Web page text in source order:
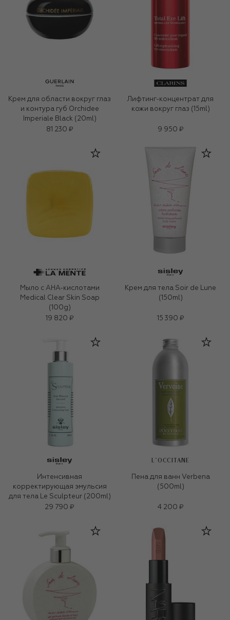
Крем для области вокруг глаз
и контура губ Orchidee
Imperiale Black (20ml)
81 230 ₽
Лифтинг-концентрат для
кожи вокруг глаз (15ml)
9 950 ₽
Мыло с AHA-кислотами
Medical Clear Skin Soap
(100g)
19 820 ₽
Крем для тела Soir de Lune
(150ml)
15 390 ₽
Интенсивная
корректирующая эмульсия
для тела Le Sculpteur (200ml)
29 790 ₽
L`OCCITANE
Пена для ванн Verbena
(500ml)
4 200 ₽